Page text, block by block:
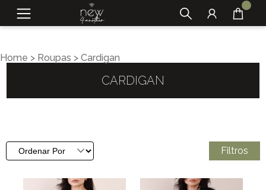
Home > Roupas > Cardigan
CARDIGAN
Filtros